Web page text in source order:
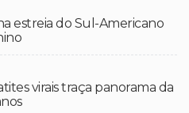
estreia do Sul-Americano
virais traça panorama da